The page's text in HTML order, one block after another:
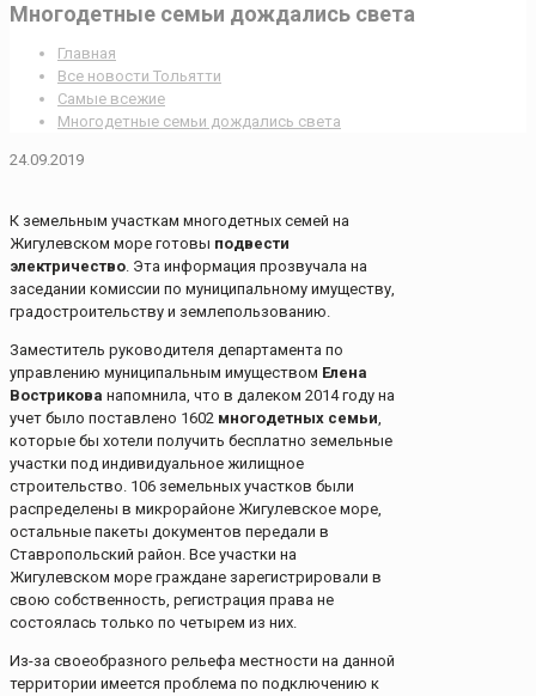
Многодетные семьи дождались света
Главная
Все новости Тольятти
Самые всежие
Многодетные семьи дождались света
24.09.2019
К земельным участкам многодетных семей на
Жигулевском море готовы подвести
электричество. Эта информация прозвучала на
заседании комиссии по муниципальному имуществу,
градостроительству и землепользованию.
Заместитель руководителя департамента по
управлению муниципальным имуществом Елена
Вострикова напомнила, что в далеком 2014 году на
учет было поставлено 1602 многодетных семьи,
которые бы хотели получить бесплатно земельные
участки под индивидуальное жилищное
строительство. 106 земельных участков были
распределены в микрорайоне Жигулевское море,
остальные пакеты документов передали в
Ставропольский район. Все участки на
Жигулевском море граждане зарегистрировали в
свою собственность, регистрация права не
состоялась только по четырем из них.
Из-за своеобразного рельефа местности на данной
территории имеется проблема по подключению к